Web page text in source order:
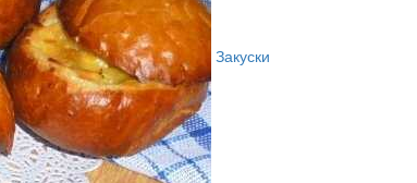
Закуски